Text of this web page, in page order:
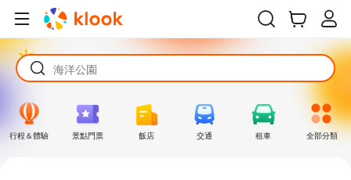
日本esim
大阪環球影城
海洋公園
日本esim
行程＆體驗 景點門票 飯店 交通 租車 全部分類